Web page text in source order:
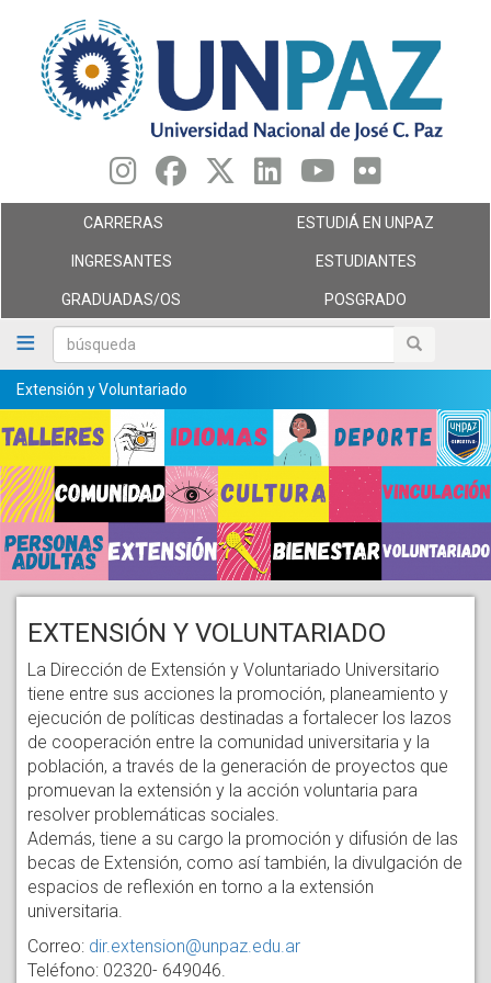
contenido
principal
búsqueda búsqueda
CARRERAS ESTUDIÁ EN UNPAZ
INGRESANTES ESTUDIANTES
GRADUADAS/OS POSGRADO
Extensión y Voluntariado
EXTENSIÓN Y VOLUNTARIADO
La Dirección de Extensión y Voluntariado Universitario
tiene entre sus acciones la promoción, planeamiento y
ejecución de políticas destinadas a fortalecer los lazos
de cooperación entre la comunidad universitaria y la
población, a través de la generación de proyectos que
promuevan la extensión y la acción voluntaria para
resolver problemáticas sociales.
Además, tiene a su cargo la promoción y difusión de las
becas de Extensión, como así también, la divulgación de
espacios de reflexión en torno a la extensión
universitaria.
Correo: dir.extension@unpaz.edu.ar
Teléfono: 02320- 649046.